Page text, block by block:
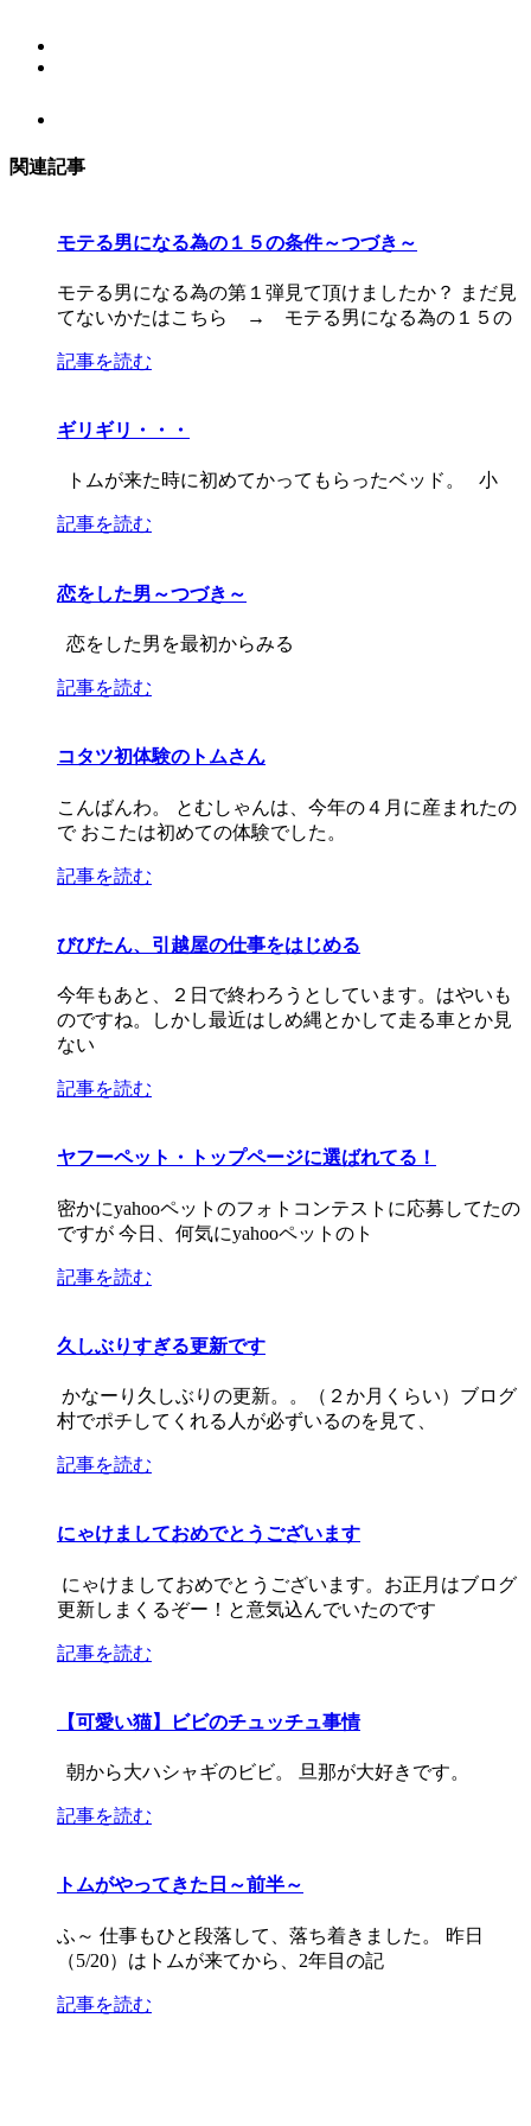
関連記事
モテる男になる為の１５の条件～つづき～
モテる男になる為の第１弾見て頂けましたか？ まだ見
てないかたはこちら → モテる男になる為の１５の
記事を読む
ギリギリ・・・
トムが来た時に初めてかってもらったベッド。 小
記事を読む
恋をした男～つづき～
恋をした男を最初からみる
記事を読む
コタツ初体験のトムさん
こんばんわ。 とむしゃんは、今年の４月に産まれたの
で おこたは初めての体験でした。
記事を読む
びびたん、引越屋の仕事をはじめる
今年もあと、２日で終わろうとしています。はやいも
のですね。しかし最近はしめ縄とかして走る車とか見
ない
記事を読む
ヤフーペット・トップページに選ばれてる！
密かにyahooペットのフォトコンテストに応募してたの
ですが 今日、何気にyahooペットのト
記事を読む
久しぶりすぎる更新です
かなーり久しぶりの更新。。（２か月くらい）ブログ
村でポチしてくれる人が必ずいるのを見て、
記事を読む
にゃけましておめでとうございます
にゃけましておめでとうございます。お正月はブログ
更新しまくるぞー！と意気込んでいたのです
記事を読む
【可愛い猫】ビビのチュッチュ事情
朝から大ハシャギのビビ。 旦那が大好きです。
記事を読む
トムがやってきた日～前半～
ふ～ 仕事もひと段落して、落ち着きました。 昨日
（5/20）はトムが来てから、2年目の記
記事を読む